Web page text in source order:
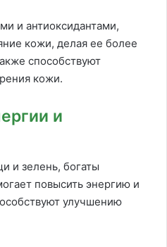
и антиоксидантами,
кожи, делая ее более
способствуют
кожи.
и
и зелень, богаты
повысить энергию и
улучшению